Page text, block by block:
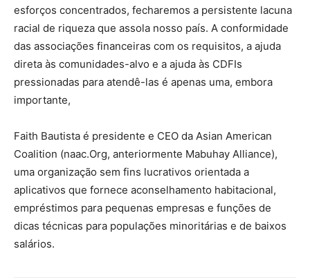
esforços concentrados, fecharemos a persistente lacuna
racial de riqueza que assola nosso país. A conformidade
das associações financeiras com os requisitos, a ajuda
direta às comunidades-alvo e a ajuda às CDFIs
pressionadas para atendê-las é apenas uma, embora
importante,
Faith Bautista é presidente e CEO da Asian American
Coalition (naac.Org, anteriormente Mabuhay Alliance),
uma organização sem fins lucrativos orientada a
aplicativos que fornece aconselhamento habitacional,
empréstimos para pequenas empresas e funções de
dicas técnicas para populações minoritárias e de baixos
salários.